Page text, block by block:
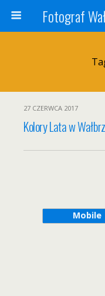
Fotograf
27 CZERWCA 2017
Kolory Lata w
Mobile